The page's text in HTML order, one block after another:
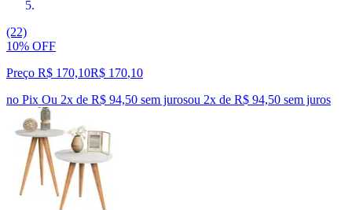
(22)
10% OFF
Preço R$ 170,10R$ 170,10
no Pix Ou 2x de R$ 94,50 sem jurosou 2x de R$ 94,50 sem juros